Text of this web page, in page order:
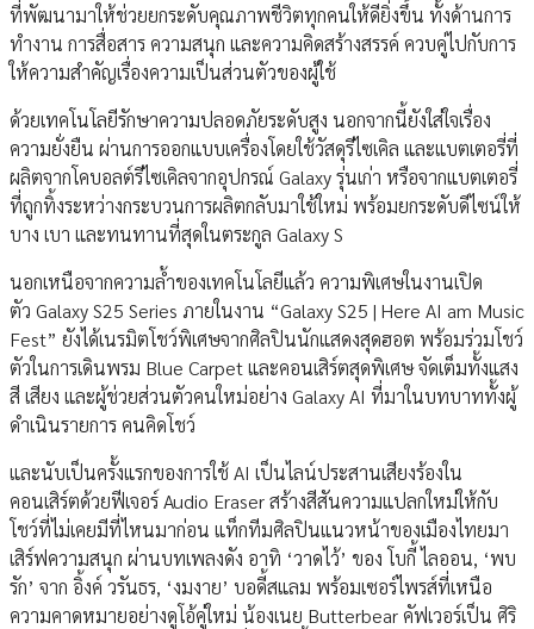
ที่พัฒนามาให้ช่วยยกระดับคุณภาพชีวิตทุกคนให้ดียิ่งขึ้น ทั้งด้านการ
ทำงาน การสื่อสาร ความสนุก และความคิดสร้างสรรค์ ควบคู่ไปกับการ
ให้ความสำคัญเรื่องความเป็นส่วนตัวของผู้ใช้
ด้วยเทคโนโลยีรักษาความปลอดภัยระดับสูง นอกจากนี้ยังใส่ใจเรื่อง
ความยั่งยืน ผ่านการออกแบบเครื่องโดยใช้วัสดุรีไซเคิล และแบตเตอรี่ที่
ผลิตจากโคบอลต์รีไซเคิลจากอุปกรณ์ Galaxy รุ่นเก่า หรือจากแบตเตอรี่
ที่ถูกทิ้งระหว่างกระบวนการผลิตกลับมาใช้ใหม่ พร้อมยกระดับดีไซน์ให้
บาง เบา และทนทานที่สุดในตระกูล Galaxy S
นอกเหนือจากความล้ำของเทคโนโลยีแล้ว ความพิเศษในงานเปิด
ตัว Galaxy S25 Series ภายในงาน “Galaxy S25 | Here AI am Music
Fest” ยังได้เนรมิตโชว์พิเศษจากศิลปินนักแสดงสุดฮอต พร้อมร่วมโชว์
ตัวในการเดินพรม Blue Carpet และคอนเสิร์ตสุดพิเศษ จัดเต็มทั้งแสง
สี เสียง และผู้ช่วยส่วนตัวคนใหม่อย่าง Galaxy AI ที่มาในบทบาททั้งผู้
ดำเนินรายการ คนคิดโชว์
และนับเป็นครั้งแรกของการใช้ AI เป็นไลน์ประสานเสียงร้องใน
คอนเสิร์ตด้วยฟีเจอร์ Audio Eraser สร้างสีสันความแปลกใหม่ให้กับ
โชว์ที่ไม่เคยมีที่ไหนมาก่อน แท็กทีมศิลปินแนวหน้าของเมืองไทยมา
เสิร์ฟความสนุก ผ่านบทเพลงดัง อาทิ ‘วาดไว้’ ของ โบกี้ ไลออน, ‘พบ
รัก’ จาก อิ้งค์ วรันธร, ‘งมงาย’ บอดี้สแลม พร้อมเซอร์ไพรส์ที่เหนือ
ความคาดหมายอย่างดูโอ้คู่ใหม่ น้องเนย Butterbear คัฟเวอร์เป็น ศิริ